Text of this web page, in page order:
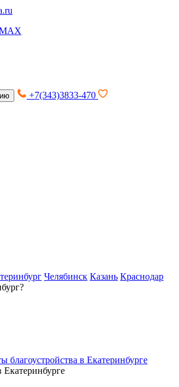
+7(343)3833-470
Челябинск Казань Краснодар
благоустройства в Екатеринбурге
Екатеринбурге